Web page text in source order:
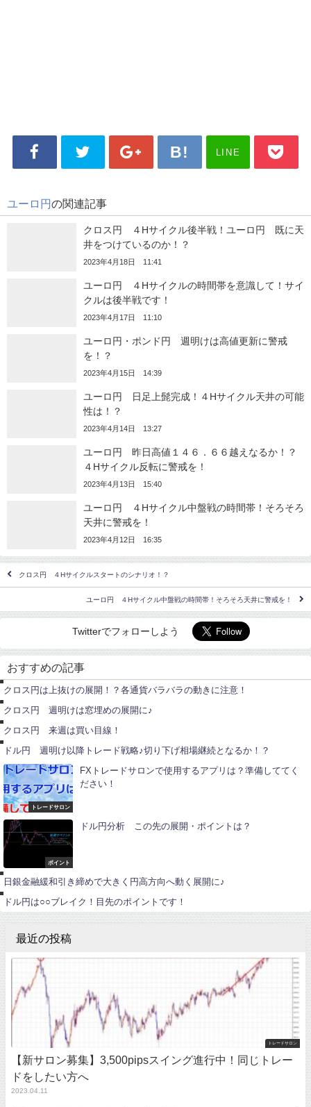
LINE
ユーロ円の関連記事
クロス円 ４Hサイクル後半戦！ユーロ円 既に天
井をつけているのか！？
2023年4月18日 11:41
ユーロ円 ４Hサイクルの時間帯を意識して！サイ
クルは後半戦です！
2023年4月17日 11:10
ユーロ円・ポンド円 週明けは高値更新に警戒
を！？
2023年4月15日 14:39
ユーロ円 日足上髭完成！４Hサイクル天井の可能
性は！？
2023年4月14日 13:27
ユーロ円 昨日高値１４６．６６越えなるか！？
４Hサイクル反転に警戒を！
2023年4月13日 15:40
ユーロ円 ４Hサイクル中盤戦の時間帯！そろそろ
天井に警戒を！
2023年4月12日 16:35
クロス円 ４Hサイクルスタートのシナリオ！？
ユーロ円 ４Hサイクル中盤戦の時間帯！そろそろ天井に警戒を！
Twitterでフォローしよう
おすすめの記事
クロス円は上抜けの展開！？各通貨バラバラの動きに注意！
クロス円 週明けは窓埋めの展開に♪
クロス円 来週は買い目線！
ドル円 週明け以降トレード戦略♪切り下げ相場継続となるか！？
トレードサロン
FXトレードサロンで使用するアプリは？準備しててく
ださい！
ポイント
ドル円分析 この先の展開・ポイントは？
日銀金融緩和引き締めで大きく円高方向へ動く展開に♪
ドル円は○○ブレイク！目先のポイントです！
最近の投稿
トレードサロン
【新サロン募集】3,500pipsスイング進行中！同じトレー
ドをしたい方へ
2023.04.11